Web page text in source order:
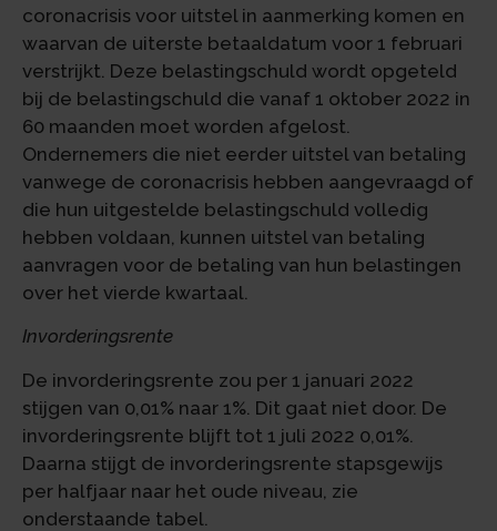
coronacrisis voor uitstel in aanmerking komen en
waarvan de uiterste betaaldatum voor 1 februari
verstrijkt. Deze belastingschuld wordt opgeteld
bij de belastingschuld die vanaf 1 oktober 2022 in
60 maanden moet worden afgelost.
Ondernemers die niet eerder uitstel van betaling
vanwege de coronacrisis hebben aangevraagd of
die hun uitgestelde belastingschuld volledig
hebben voldaan, kunnen uitstel van betaling
aanvragen voor de betaling van hun belastingen
over het vierde kwartaal.
Invorderingsrente
De invorderingsrente zou per 1 januari 2022
stijgen van 0,01% naar 1%. Dit gaat niet door. De
invorderingsrente blijft tot 1 juli 2022 0,01%.
Daarna stijgt de invorderingsrente stapsgewijs
per halfjaar naar het oude niveau, zie
onderstaande tabel.